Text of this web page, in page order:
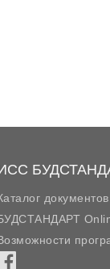
документов